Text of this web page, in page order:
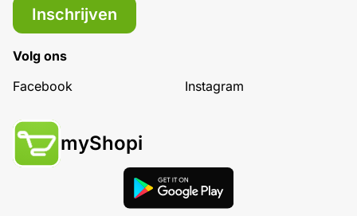
Inschrijven
Volg ons
Facebook
Instagram
myShopi